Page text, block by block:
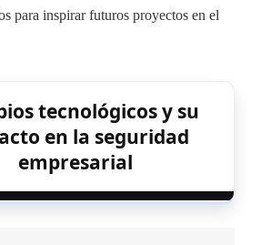
para inspirar futuros proyectos en el
tecnológicos y su
en la seguridad
empresarial